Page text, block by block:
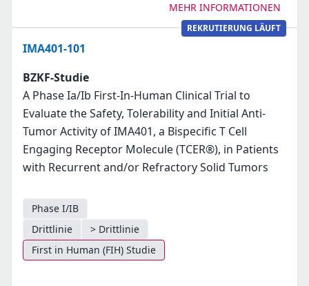
MEHR INFORMATIONEN
REKRUTIERUNG LÄUFT
IMA401-101
BZKF-Studie
A Phase Ia/Ib First-In-Human Clinical Trial to
Evaluate the Safety, Tolerability and Initial Anti-
Tumor Activity of IMA401, a Bispecific T Cell
Engaging Receptor Molecule (TCER®), in Patients
with Recurrent and/or Refractory Solid Tumors
Phase I/IB
Drittlinie
> Drittlinie
First in Human (FIH) Studie